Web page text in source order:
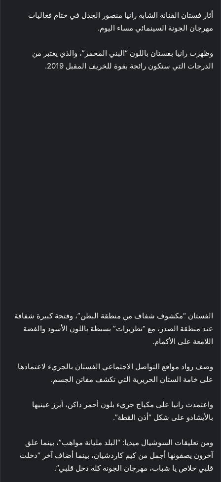
أثار فستان الفنانة الشابة رانيا منصور الجدل في ختام فعاليات
مهرجان الجونة السينمائي مساء اليوم.
وظهرت رانيا بفستان باللون “البني المحمر”، والذي يعتبر من
الدرجات التي ستكون رائجة بقوة للخريف المقبل 2019.
الفستان “مكشوف شفاف من منطقة البطن”، وفتحة كبيرة شفافة
عند منطقة الصدر، مع “تطريزات” بسيطة باللون الأسود والفضة
اللامعة على الأكمام.
وصف رواد مواقع التواصل الاجتماعي الفستان بالجريء لاعتمادها
على خامة الستان الحريرية التي تكشف مفاتن الجسم.
واعتمدت رانيا على مكياج جريء بلون أحمر داكن، أبرز عينيها
بالأيشادو على شكل “أذن القطة”.
ومن تعليقات السوشيال ميديا: “البلد مليانة مواهب”، بينما علق
آخرون يصفونها أجمل من كيم كاردشيان، بينما أضاف آخر “دخلت
قلبي خلاص يا شباب، مهرجان الجونة كله دخل قلبي”.